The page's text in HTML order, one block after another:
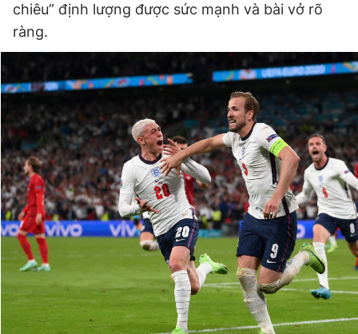
chiêu” định lượng được sức mạnh và bài vở rõ
ràng.